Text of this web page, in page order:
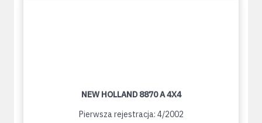
NEW HOLLAND 8870 A 4X4
Pierwsza rejestracja: 4/2002